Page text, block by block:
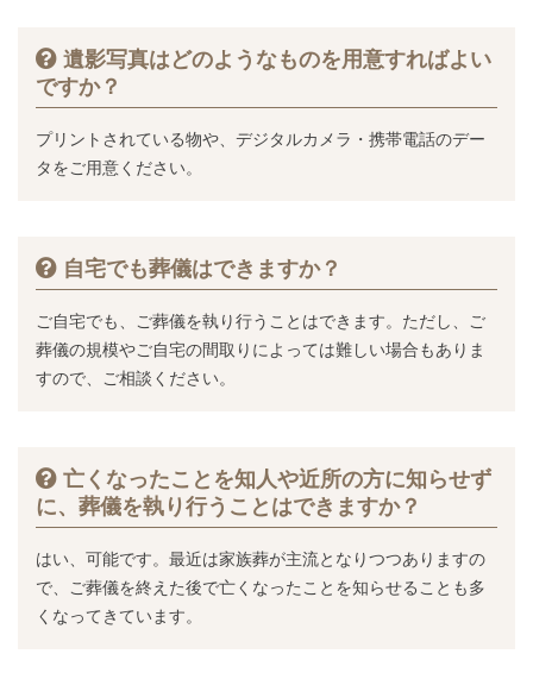
遺影写真はどのようなものを用意すればよい
ですか？
プリントされている物や、デジタルカメラ・携帯電話のデー
タをご用意ください。
自宅でも葬儀はできますか？
ご自宅でも、ご葬儀を執り行うことはできます。ただし、ご
葬儀の規模やご自宅の間取りによっては難しい場合もありま
すので、ご相談ください。
亡くなったことを知人や近所の方に知らせず
に、葬儀を執り行うことはできますか？
はい、可能です。最近は家族葬が主流となりつつありますの
で、ご葬儀を終えた後で亡くなったことを知らせることも多
くなってきています。